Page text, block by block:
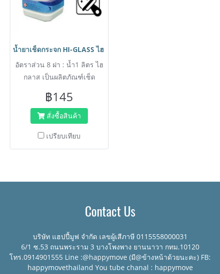
น้ำยาเช็ดกระจก HI-GLASS ไฮ กลาส ขนาด 3.8 ลิตร น้ำยาทำควา
อัตราส่วน 8 ฝา : น้ำ1 ลิตร ไฮ
กลาส เป็นผลิตภัณฑ์เช็ด
สกปรก คราบไขมันบนกระจก
หรือพื้นผิวอื่นๆ เช่น ฟอร์ไมก้า
โครเมี่ยม
฿145
สั่งซื้อสินค้า
เปรียบเทียบ
Contact Us
บริษัท แฮปปี้มูฟ จำกัด เลขผู้เสีภาษี 0115558000031
6/1 ซ.53 ถนนพระราม 3 บางโพงพาง ยานนาวา กทม.10120
โทร.0914901555 Line :@happymove (มี@ข้างหน้าด้วยนะคะ) FB:
happymovethailand You tube chanal : happymove